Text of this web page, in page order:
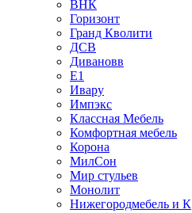
ВНК
Горизонт
Гранд Кволити
ДСВ
Дивановв
Е1
Ивару
Импэкс
Классная Мебель
Комфортная мебель
Корона
МилСон
Мир стульев
Монолит
Нижегородмебель и К